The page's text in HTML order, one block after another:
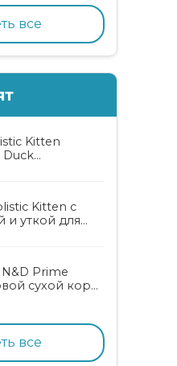
с индейкой,
и овощами
все
Kitten
Duck
Kitten с
и уткой для
N&D Prime
сухой корм
гранатом
все